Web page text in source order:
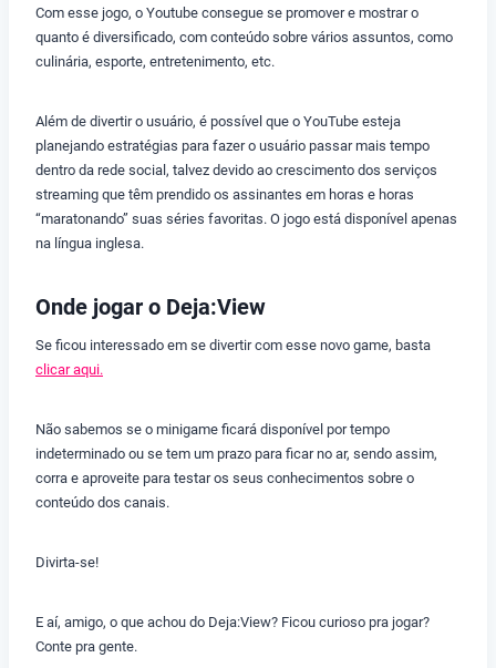
Com esse jogo, o Youtube consegue se promover e mostrar o
quanto é diversificado, com conteúdo sobre vários assuntos, como
culinária, esporte, entretenimento, etc.
Além de divertir o usuário, é possível que o YouTube esteja
planejando estratégias para fazer o usuário passar mais tempo
dentro da rede social, talvez devido ao crescimento dos serviços
streaming que têm prendido os assinantes em horas e horas
“maratonando” suas séries favoritas. O jogo está disponível apenas
na língua inglesa.
Onde jogar o Deja:View
Se ficou interessado em se divertir com esse novo game, basta
clicar aqui.
Não sabemos se o minigame ficará disponível por tempo
indeterminado ou se tem um prazo para ficar no ar, sendo assim,
corra e aproveite para testar os seus conhecimentos sobre o
conteúdo dos canais.
Divirta-se!
E aí, amigo, o que achou do Deja:View? Ficou curioso pra jogar?
Conte pra gente.